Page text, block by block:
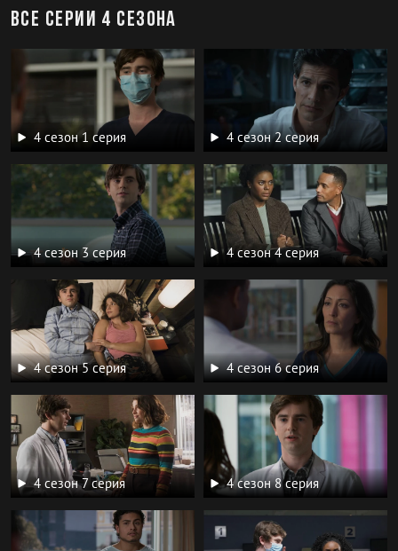
Все серии 4 сезона
4 сезон 1 серия 4 сезон 2 серия
4 сезон 3 серия 4 сезон 4 серия
4 сезон 5 серия 4 сезон 6 серия
4 сезон 7 серия 4 сезон 8 серия